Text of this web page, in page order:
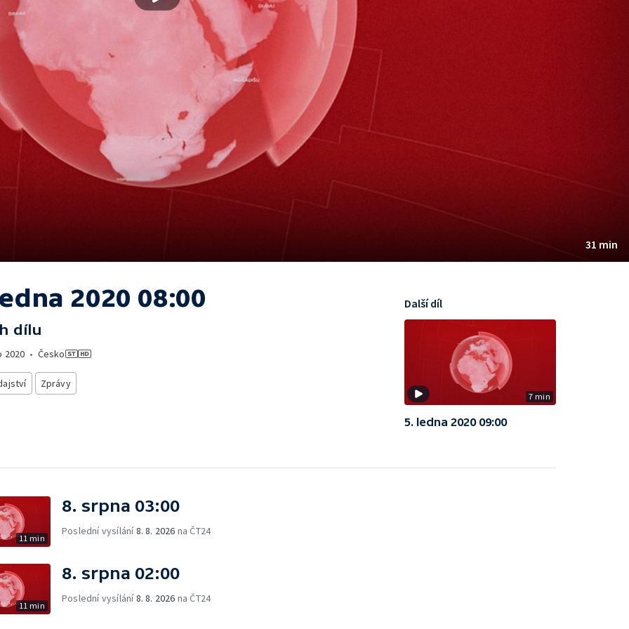
31 min
2020 08:00
dílu
2020 • Česko
Zprávy
7 min
Další díl
5. ledna 2020 09:00
11 min
8. srpna 03:00
Poslední vysílání8. 8. 2026 na ČT24
11 min
8. srpna 02:00
Poslední vysílání8. 8. 2026 na ČT24